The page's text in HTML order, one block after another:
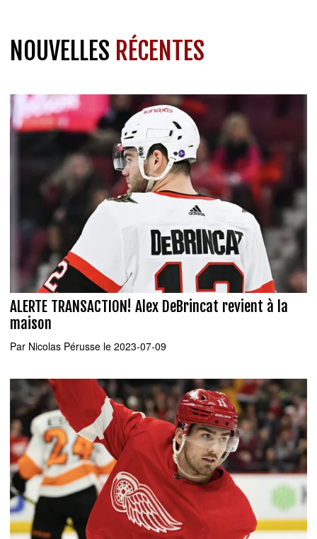
NOUVELLES RÉCENTES
ALERTE TRANSACTION! Alex DeBrincat revient à la
maison
Par Nicolas Pérusse le 2023-07-09